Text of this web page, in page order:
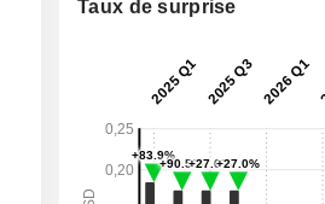
Taux de surprise